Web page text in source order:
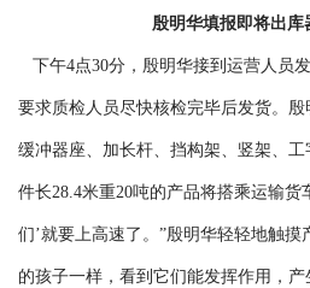
殷明华填报即将出库
下午4点30分，殷明华接到运营人员
要求质检人员尽快核检完毕后发货。殷
缓冲器座、加长杆、挡构架、竖架、
件长28.4米重20吨的产品将搭乘运输货
们’就要上高速了。”殷明华轻轻地触
的孩子一样，看到它们能发挥作用，